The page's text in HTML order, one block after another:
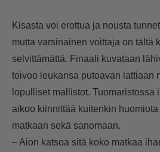
Kisasta voi erottua ja nousta
mutta varsinainen voittaja on tältä
selvittämättä. Finaali kuvataan
toivoo leukansa putoavan lattiaan
lopulliset mallistot. Tuomaristossa
aikoo kiinnittää kuitenkin
matkaan sekä sanomaan.
– Aion katsoa sitä koko matkaa